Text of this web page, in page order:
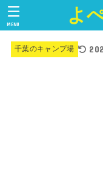
よ
MENU
千葉のキャンプ場